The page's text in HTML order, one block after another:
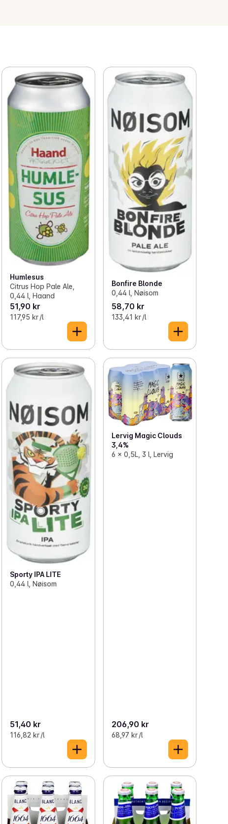
Humlesus
Citrus Hop Pale Ale,
0,44 l, Haand
51,90 kr
117,95 kr /l
Bonfire Blonde
0,44 l, Nøisom
58,70 kr
133,41 kr /l
Sporty IPA LITE
0,44 l, Nøisom
51,40 kr
116,82 kr /l
Lervig Magic Clouds
3,4%
6 x 0,5L, 3 l, Lervig
206,90 kr
68,97 kr /l